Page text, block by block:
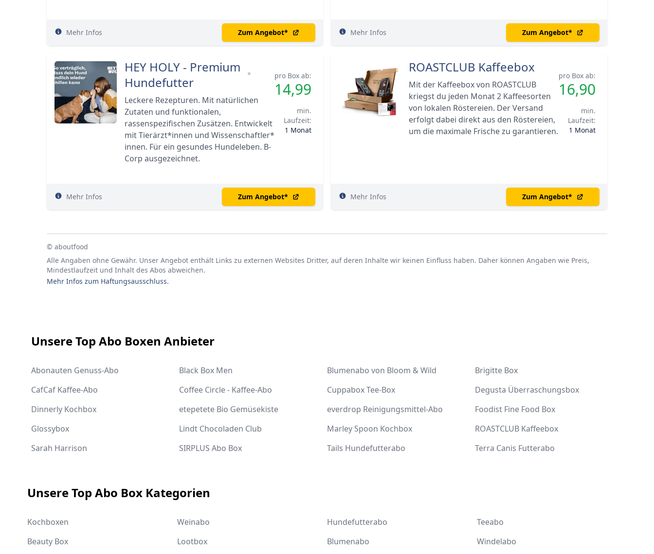
Mehr Infos Zum Angebot* Mehr Infos Zum Angebot*
HEY HOLY - Premium
Hundefutter
*
Leckere Rezepturen. Mit natürlichen
Zutaten und funktionalen,
rassenspezifischen Zusätzen. Entwickelt
mit Tierärzt*innen und Wissenschaftler*
innen. Für ein gesundes Hundeleben. B-
Corp ausgezeichnet.
pro Box ab:
14,99
min.
Laufzeit:
1 Monat
Mehr Infos Zum Angebot*
ROASTCLUB Kaffeebox
Mit der Kaffeebox von ROASTCLUB
kriegst du jeden Monat 2 Kaffeesorten
von lokalen Röstereien. Der Versand
erfolgt dabei direkt aus den Röstereien,
um die maximale Frische zu garantieren.
pro Box ab:
16,90
min.
Laufzeit:
1 Monat
Mehr Infos Zum Angebot*
© aboutfood
Alle Angaben ohne Gewähr. Unser Angebot enthält Links zu externen Websites Dritter, auf deren Inhalte wir keinen Einfluss haben. Daher können Angaben wie Preis,
Mindestlaufzeit und Inhalt des Abos abweichen.
Mehr Infos zum Haftungsausschluss.
Unsere Top Abo Boxen Anbieter
Abonauten Genuss-Abo Black Box Men Blumenabo von Bloom & Wild
Brigitte Box
CafCaf Kaffee-Abo
Coffee Circle - Kaffee-Abo Cuppabox Tee-Box
Degusta Überraschungsbox
Dinnerly Kochbox
etepetete Bio Gemüsekiste everdrop Reinigungsmittel-Abo
Foodist Fine Food Box
Glossybox
Lindt Chocoladen Club Marley Spoon Kochbox
ROASTCLUB Kaffeebox
Sarah Harrison
SIRPLUS Abo Box Tails Hundefutterabo Terra Canis Futterabo
Unsere Top Abo Box Kategorien
Kochboxen Weinabo Hundefutterabo
Teeabo
Beauty Box
Lootbox Blumenabo Windelabo